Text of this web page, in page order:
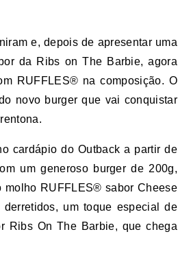
da Ribs on The Barbie, agora
RUFFLES® na composição. O
novo burger que vai conquistar
cardápio do Outback a partir de
um generoso burger de 200g,
molho RUFFLES® sabor Cheese
um toque especial de
Ribs On The Barbie, que chega